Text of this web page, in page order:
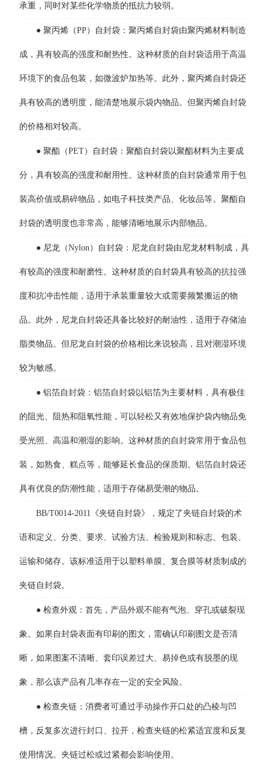
承重，同时对某些化学物质的抵抗力较弱。
● 聚丙烯（PP）自封袋：聚丙烯自封袋由聚丙烯材料制造
成，具有较高的强度和耐热性。这种材质的自封袋适用于高温
环境下的食品包装，如微波炉加热等。此外，聚丙烯自封袋还
具有较高的透明度，能清楚地展示袋内物品。但聚丙烯自封袋
的价格相对较高。
● 聚酯（PET）自封袋：聚酯自封袋以聚酯材料为主要成
分，具有较高的强度和耐用性。这种材质的自封袋通常用于包
装高价值或易碎物品，如电子科技类产品、化妆品等。聚酯自
封袋的透明度也非常高，能够清晰地展示内部物品。
● 尼龙（Nylon）自封袋：尼龙自封袋由尼龙材料制成，具
有较高的强度和耐磨性。这种材质的自封袋具有较高的抗拉强
度和抗冲击性能，适用于承装重量较大或需要频繁搬运的物
品。此外，尼龙自封袋还具备比较好的耐油性，适用于存储油
脂类物品。但尼龙自封袋的价格相比来说较高，且对潮湿环境
较为敏感。
● 铝箔自封袋：铝箔自封袋以铝箔为主要材料，具有极佳
的阻光、阻热和阻氧性能，可以轻松又有效地保护袋内物品免
受光照、高温和潮湿的影响。这种材质的自封袋常用于食品包
装，如熟食、糕点等，能够延长食品的保质期。铝箔自封袋还
具有优良的防潮性能，适用于存储易受潮的物品。
BB/T0014-2011《夹链自封袋》，规定了夹链自封袋的术
语和定义、分类、要求、试验方法、检验规则和标志、包装、
运输和储存。该标准适用于以塑料单膜、复合膜等材质制成的
夹链自封袋。
● 检查外观：首先，产品外观不能有气泡、穿孔或破裂现
象。如果自封袋表面有印刷的图文，需确认印刷图文是否清
晰，如果图案不清晰、套印误差过大、易掉色或有脱墨的现
象，那么该产品有几率存在一定的安全风险。
● 检查夹链：消费者可通过手动操作开口处的凸棱与凹
槽，反复多次进行封口、拉开，检查夹链的松紧适宜度和反复
使用情况。夹链过松或过紧都会影响使用。